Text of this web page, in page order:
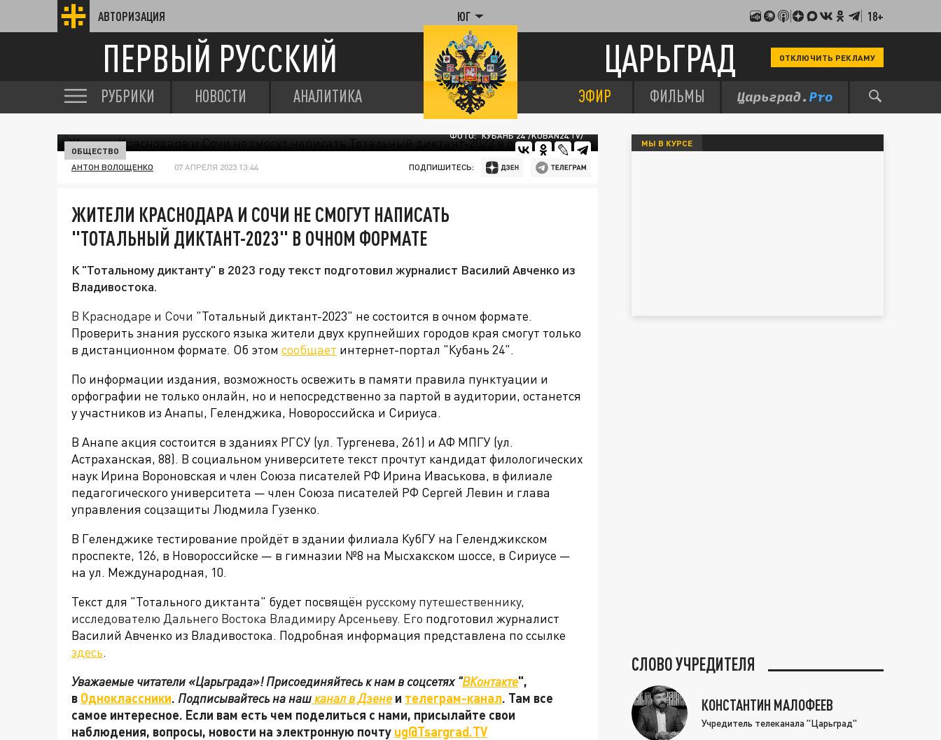
АВТОРИЗАЦИЯ ЮГ 18+
ПЕРВЫЙ РУССКИЙ ЦАРЬГРАД ОТКЛЮЧИТЬ РЕКЛАМУ
РУБРИКИ НОВОСТИ АНАЛИТИКА ЭФИР ФИЛЬМЫ
ФОТО: "КУБАНЬ 24"/KUBAN24.TV/
ОБЩЕСТВО
АНТОН ВОЛОЩЕНКО 07 АПРЕЛЯ 2023 13:44 ПОДПИШИТЕСЬ:
ЖИТЕЛИ КРАСНОДАРА И СОЧИ НЕ СМОГУТ НАПИСАТЬ
"ТОТАЛЬНЫЙ ДИКТАНТ-2023" В ОЧНОМ ФОРМАТЕ
К "Тотальному диктанту" в 2023 году текст подготовил журналист Василий Авченко из
Владивостока.
В Краснодаре и Сочи "Тотальный диктант-2023" не состоится в очном формате.
Проверить знания русского языка жители двух крупнейших городов края смогут только
в дистанционном формате. Об этом сообщает интернет-портал "Кубань 24".
По информации издания, возможность освежить в памяти правила пунктуации и
орфографии не только онлайн, но и непосредственно за партой в аудитории, останется
у участников из Анапы, Геленджика, Новороссийска и Сириуса.
В Анапе акция состоится в зданиях РГСУ (ул. Тургенева, 261) и АФ МПГУ (ул.
Астраханская, 88). В социальном университете текст прочтут кандидат филологических
наук Ирина Вороновская и член Союза писателей РФ Ирина Иваськова, в филиале
педагогического университета — член Союза писателей РФ Сергей Левин и глава
управления соцзащиты Людмила Гузенко.
В Геленджике тестирование пройдёт в здании филиала КубГУ на Геленджикском
проспекте, 126, в Новороссийске — в гимназии №8 на Мысхакском шоссе, в Сириусе —
на ул. Международная, 10.
Текст для "Тотального диктанта" будет посвящён русскому путешественнику,
исследователю Дальнего Востока Владимиру Арсеньеву. Его подготовил журналист
Василий Авченко из Владивостока. Подробная информация представлена по ссылке
здесь.
Уважаемые читатели «Царьграда»! Присоединяйтесь к нам в соцсетях "ВКонтакте",
в Одноклассники. Подписывайтесь на нашканал в Дзене и телеграм-канал. Там все
самое интересное. Если вам есть чем поделиться с нами, присылайте свои
наблюдения, вопросы, новости на электронную почту ug@Tsargrad.TV
МЫ В КУРСЕ
СЛОВО УЧРЕДИТЕЛЯ
КОНСТАНТИН МАЛОФЕЕВ
Учредитель телеканала "Царьград"